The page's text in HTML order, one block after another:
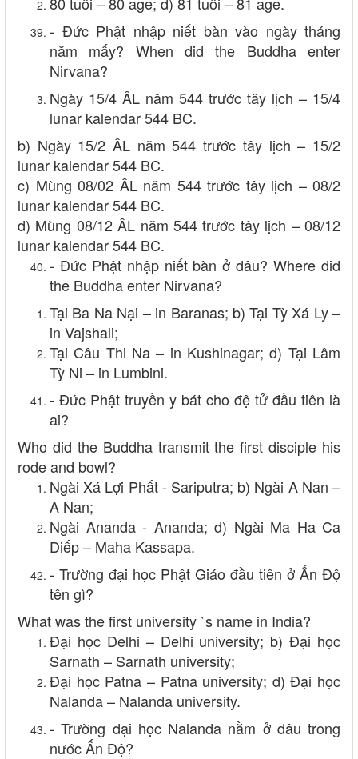
- Đức Phật nhập niết bàn vào ngày tháng
năm mấy? When did the Buddha enter
Nirvana?
Ngày 15/4 ÂL năm 544 trước tây lịch – 15/4
lunar kalendar 544 BC.
b) Ngày 15/2 ÂL năm 544 trước tây lịch – 15/2
lunar kalendar 544 BC.
c) Mùng 08/02 ÂL năm 544 trước tây lịch – 08/2
lunar kalendar 544 BC.
d) Mùng 08/12 ÂL năm 544 trước tây lịch – 08/12
lunar kalendar 544 BC.
- Đức Phật nhập niết bàn ở đâu? Where did
the Buddha enter Nirvana?
Tại Ba Na Nại – in Baranas; b) Tại Tỳ Xá Ly –
in Vajshali;
Tại Câu Thi Na – in Kushinagar; d) Tại Lâm
Tỳ Ni – in Lumbini.
- Đức Phật truyền y bát cho đệ tử đầu tiên là
ai?
Who did the Buddha transmit the first disciple his
rode and bowl?
Ngài Xá Lợi Phất - Sariputra; b) Ngài A Nan –
A Nan;
Ngài Ananda - Ananda; d) Ngài Ma Ha Ca
Diếp – Maha Kassapa.
- Trường đại học Phật Giáo đầu tiên ở Ấn Độ
tên gì?
What was the first university `s name in India?
Đại học Delhi – Delhi university; b) Đại học
Sarnath – Sarnath university;
Đại học Patna – Patna university; d) Đại học
Nalanda – Nalanda university.
- Trường đại học Nalanda nằm ở đâu trong
nước Ấn Độ?